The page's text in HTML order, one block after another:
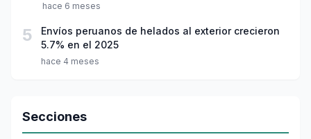
hace 6 meses
5
Envíos peruanos de helados al exterior crecieron
5.7% en el 2025
hace 4 meses
Secciones